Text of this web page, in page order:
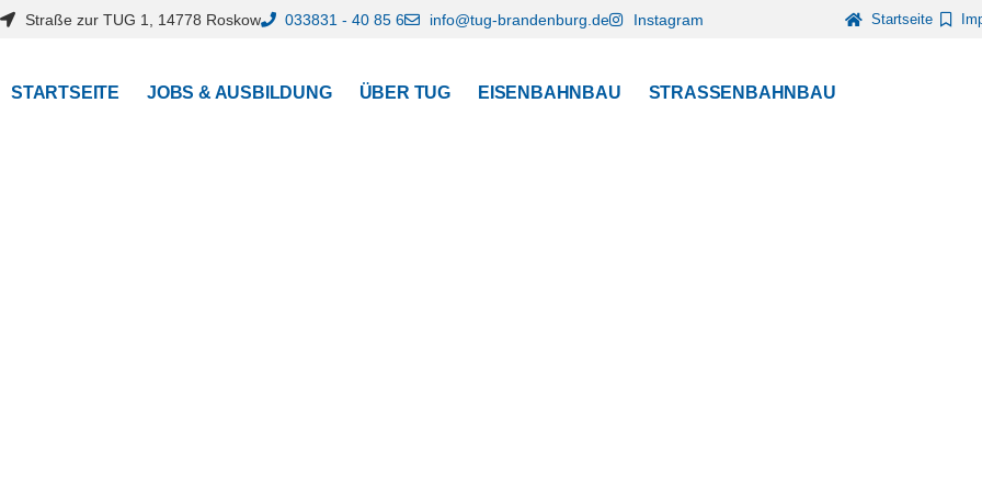
Straße zur TUG 1, 14778 Roskow 033831 - 40 85 6 info@tug-brandenburg.de Instagram Startseite
STARTSEITE JOBS & AUSBILDUNG ÜBER TUG EISENBAHNBAU STRASSENBAHNBAU